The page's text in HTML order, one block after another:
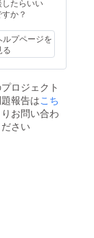
く場合
いま
す。予
めご了
承くだ
尚その
場合で
も支援
金の返
却は致
か？
ルプページを
る
ロジェクト
報告はこち
りお問い合わ
さい